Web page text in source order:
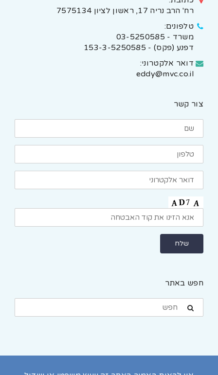
רח' הרב נריה 17, ראשון לציון 7575134
טלפונים:
משרד - 03-5250585
דפנע (פקס) - 153-3-5250585
דואר אלקטרוני:
eddy@mvc.co.il
צור קשר
חפש באתר